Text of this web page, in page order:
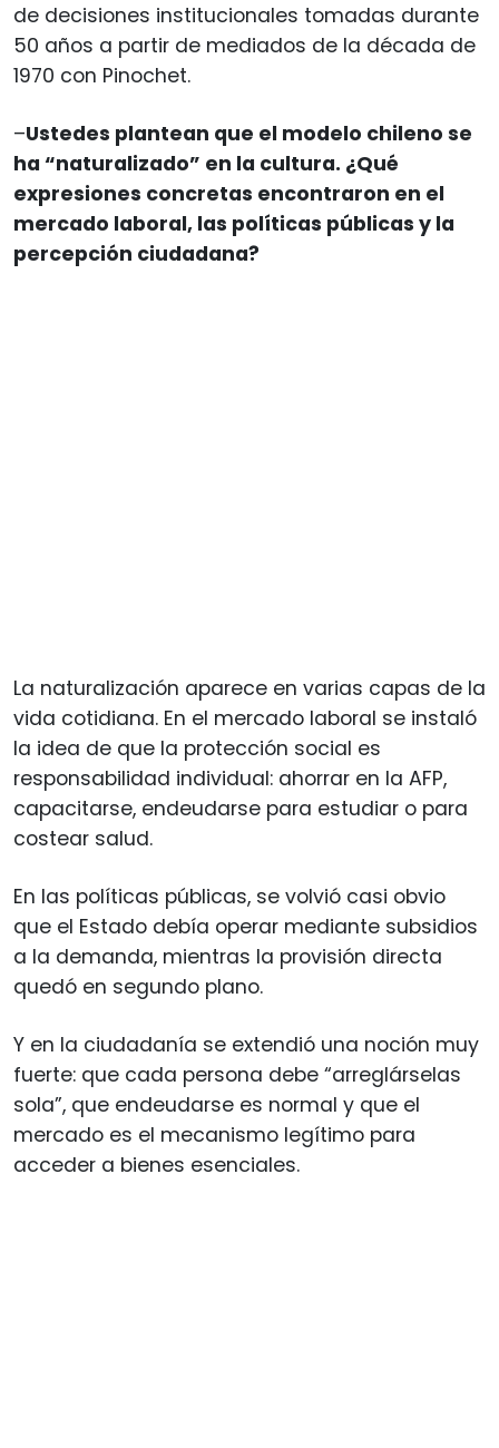
de decisiones institucionales tomadas durante
50 años a partir de mediados de la década de
1970 con Pinochet.
–Ustedes plantean que el modelo chileno se
ha “naturalizado” en la cultura. ¿Qué
expresiones concretas encontraron en el
mercado laboral, las políticas públicas y la
percepción ciudadana?
La naturalización aparece en varias capas de la
vida cotidiana. En el mercado laboral se instaló
la idea de que la protección social es
responsabilidad individual: ahorrar en la AFP,
capacitarse, endeudarse para estudiar o para
costear salud.
En las políticas públicas, se volvió casi obvio
que el Estado debía operar mediante subsidios
a la demanda, mientras la provisión directa
quedó en segundo plano.
Y en la ciudadanía se extendió una noción muy
fuerte: que cada persona debe “arreglárselas
sola”, que endeudarse es normal y que el
mercado es el mecanismo legítimo para
acceder a bienes esenciales.